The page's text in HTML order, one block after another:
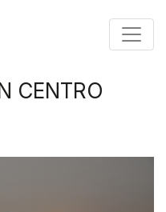
CENTRO